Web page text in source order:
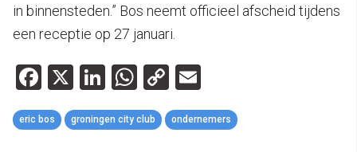
in binnensteden.” Bos neemt officieel afscheid tijdens
een receptie op 27 januari.
Facebook
X LinkedIn
WhatsApp
Copy
Link
eric bos groningen city club ondernemers